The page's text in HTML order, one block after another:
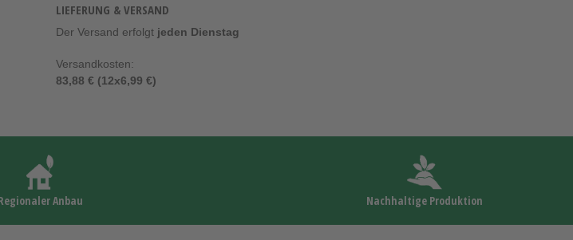
LIEFERUNG & VERSAND
Der Versand erfolgt jeden Dienstag
Versandkosten:
83,88 € (12x6,99 €)
Anbau Nachhaltige Produktion